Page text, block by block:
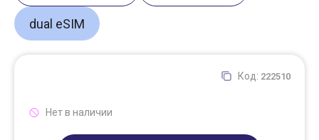
dual eSIM
Код: 222510
Нет в наличии